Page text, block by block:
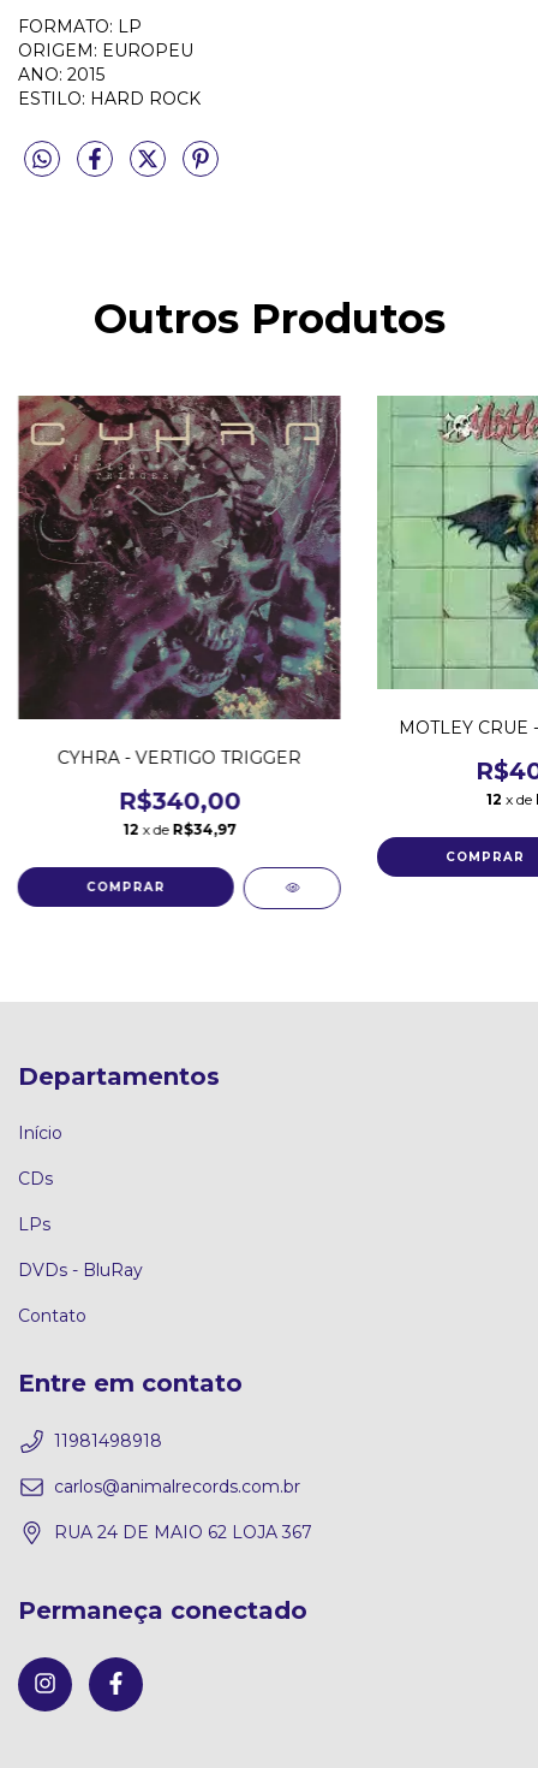
FORMATO: LP
ORIGEM: EUROPEU
ANO: 2015
ESTILO: HARD ROCK
Outros Produtos
CYHRA - VERTIGO TRIGGER
R$340,00
12 x de R$34,97
MOTLEY CRUE
12 x de
Departamentos
Início
CDs
LPs
DVDs - BluRay
Contato
Entre em contato
11981498918
carlos@animalrecords.com.br
RUA 24 DE MAIO 62 LOJA 367
Permaneça conectado